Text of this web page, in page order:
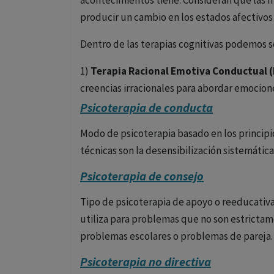
es útil para proporcionar apoyo y aliento
Estas terapias incorporan técnicas de
el presente y disminuir la ansiedad sobre
Cognitiva Basada en Mindfulness (MBCT) y
(MBSR).
problema a tratar, la personalidad del
terapeuta. A menudo, los terapeutas
a las necesidades individuales del paciente.
automáticos.
producir un cambio en los estados
Dentro de las terapias cognitivas podemos
1) Terapia Racional Emotiva Conductual
creencias irracionales para abordar
saludables.
2) Autoinstruciones de Meichenbaum
:
distorsiones del pensamiento y creencias
4) Inoculación del estrés (Meichenbaum,
(Meichenbaum, 1974, 1977): Diseñado
de un diálogo interno positivo
Psicoterapia de conducta
Modo de psicoterapia basado en los
técnicas son la desensibilización
Psicoterapia de consejo
Tipo de psicoterapia de apoyo o
utiliza para problemas que no son
problemas escolares o problemas de pareja.
Psicoterapia no directiva